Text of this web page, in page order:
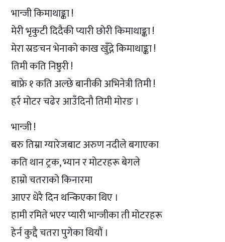
भान्जी किमाथाङ्का !
मेरी भृकुटी दिदैकी प्यारी छोरी किमाथाङ्का !
मेरा स्रङचन भेनाको काख खुँद्ने किमाथाङ्का !
तिमी कति निष्ठुरी !
बाफ्रे १ कति अल्छे बानीकी अभिनेत्री तिमी !
हर्र मोटर चढेर आउँदिनौ तिमी मोरङ ।
भान्जी !
बरु तिम्रा ग्यारेजबाट अरुण नदीले बगाएका
कति थान ट्रक, भ्यान र मोटरहरू बेगले
हाम्रो चतराको किनारमा
आएर धेरै दिन थन्किएका थिए ।
हामी रमिते भएर प्यारी भान्जीका ती मोटरहरू
हेर्न कुद्दै चतरा पुगेका थियौं ।